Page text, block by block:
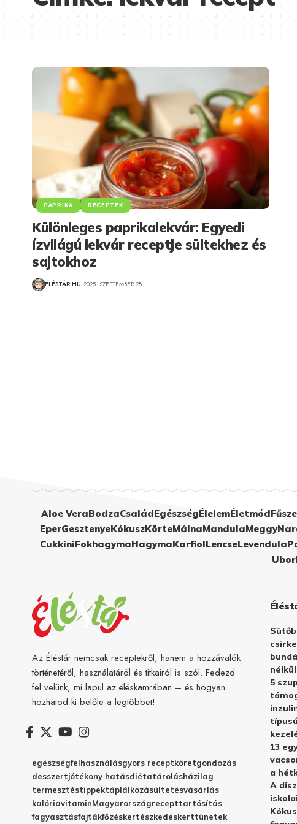
PAPRIKA RECEPTEK
Különleges paprikalekvár: Egyedi
ízvilágú lekvár receptje sültekhez és
sajtokhoz
ÉLÉSTÁR.HU 2025. SZEPTEMBER 28.
Aloe VeraBodzaCsaládEgészségÉlelemÉletmód
EperGesztenyeKókuszKörteMálnaMandulaMeggy
CukkiniFokhagymaHagymaKarfiolLencseLevendula
Az Éléstár nemcsak receptekről, hanem a hozzávalók
történetéről, használatáról és titkairól is szól. Fedezd
fel velünk, mi lapul az éléskamrában – és hogyan
hozhatod ki belőle a legtöbbet!
egészségfelhasználásgyors receptköretgondozás
desszertjótékony hatásdiétatárolásházilag
termesztéstippektáplálkozásültetésvásárlás
kalóriavitaminMagyarországrecepttartósítás
fagyasztásfajtákfőzéskertészkedéskerttünetek
nélkül
5
13
a
A